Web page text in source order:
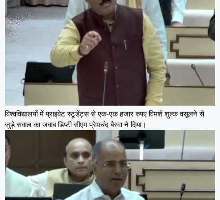
विश्वविद्यालयों में प्राइवेट स्टूडेंट्स से एक-एक हजार रुपए विमर्श शुल्क वसूलने से
जुड़े सवाल का जवाब डिप्टी सीएम प्रेमचंद बैरवा ने दिया।